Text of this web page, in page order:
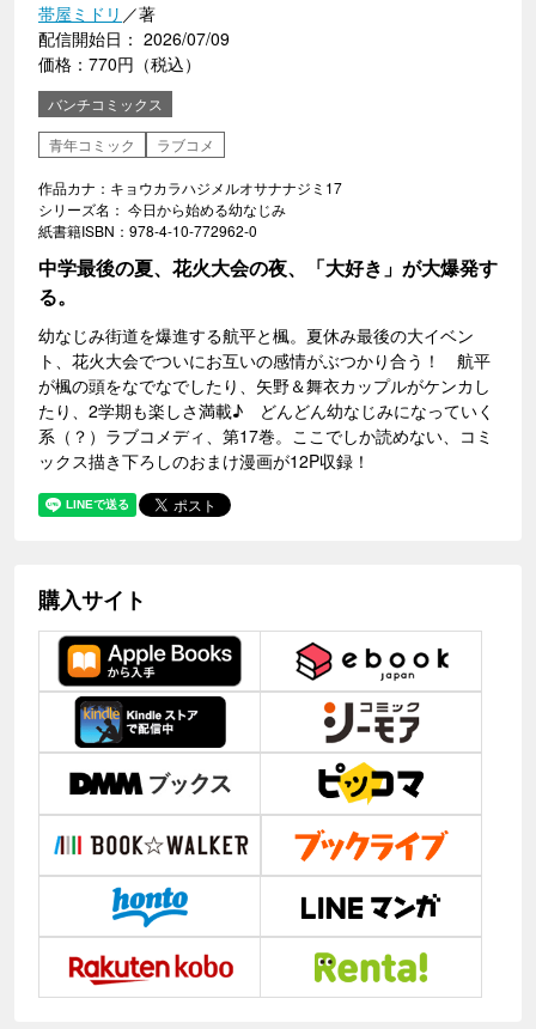
帯屋ミドリ ／著
配信開始日： 2026/07/09
価格：770円（税込）
バンチコミックス
青年コミック
ラブコメ
作品カナ：キョウカラハジメルオサナナジミ17
シリーズ名： 今日から始める幼なじみ
紙書籍ISBN：978-4-10-772962-0
中学最後の夏、花火大会の夜、「大好き」が大爆発す
る。
幼なじみ街道を爆進する航平と楓。夏休み最後の大イベン
ト、花火大会でついにお互いの感情がぶつかり合う！ 航平
が楓の頭をなでなでしたり、矢野＆舞衣カップルがケンカし
たり、2学期も楽しさ満載♪ どんどん幼なじみになっていく
系（？）ラブコメディ、第17巻。ここでしか読めない、コミ
ックス描き下ろしのおまけ漫画が12P収録！
購入サイト